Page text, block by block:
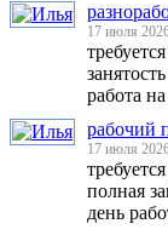
17 июля
работа
рабочий
17 июля
полная
день